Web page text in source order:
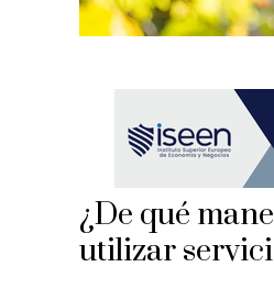
¿De qué
utilizar